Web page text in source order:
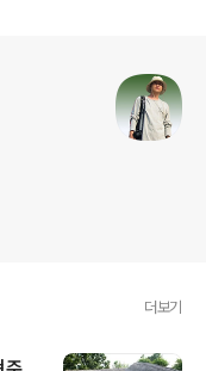
더보기